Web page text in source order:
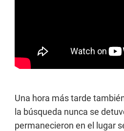
Una hora más tarde
la búsqueda nunca se
permanecieron en el lugar